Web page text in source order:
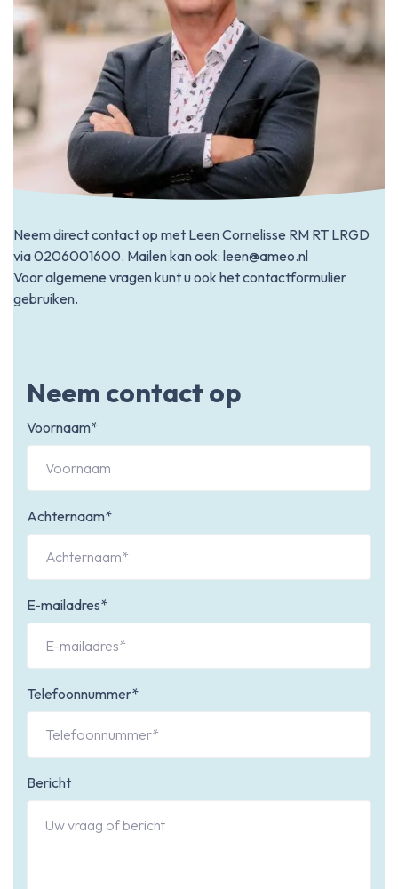
Neem direct contact op met Leen Cornelisse RM RT LRGD
via0206001600. Mailen kan ook: leen@ameo.nl
Voor algemene vragen kunt u ook het contactformulier
gebruiken.
Neem contact op
Voornaam*
Achternaam*
E-mailadres*
Telefoonnummer*
Bericht